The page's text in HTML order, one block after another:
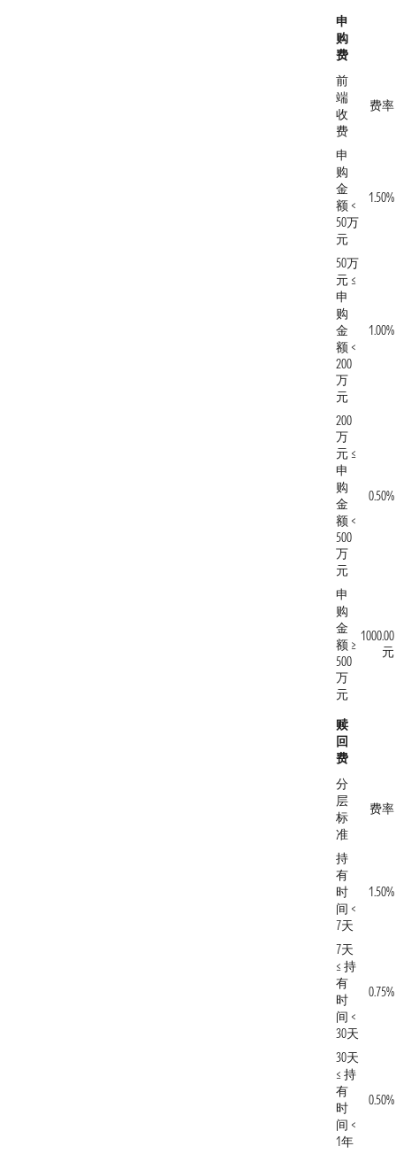
申
购
费
前
端
收
费
费率
申
购
金
额 <
50万
元
1.50%
50万
元 ≤
申
购
金
额 <
200
万
元
1.00%
200
万
元 ≤
申
购
金
额 <
500
万
元
0.50%
申
购
金
额 ≥
500
万
元
1000.00
元
赎
回
费
分
层
标
准
费率
持
有
时
间 <
7天
1.50%
7天
≤ 持
有
时
间 <
30天
0.75%
30天
≤ 持
有
时
间 <
1年
0.50%